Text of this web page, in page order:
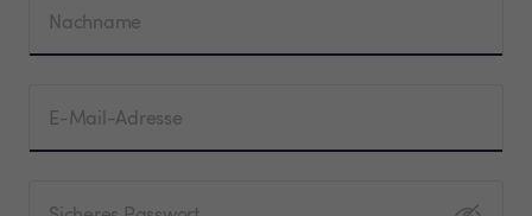
Nachname
E-Mail-Adresse